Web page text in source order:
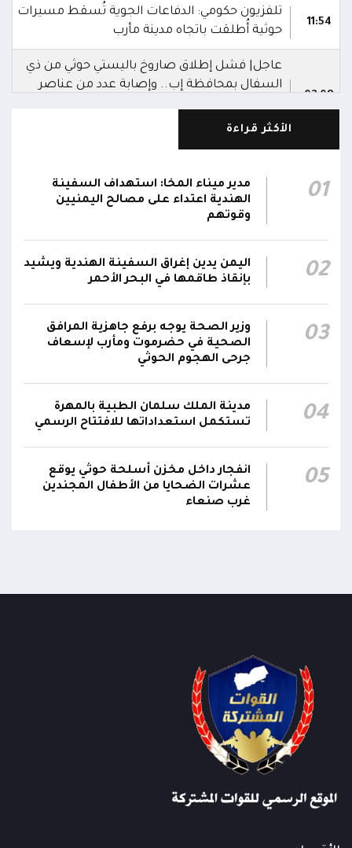
11:54
تلفزيون حكومي: الدفاعات الجوية تُسقط مسيرات
حوثية أُطلقت باتجاه مدينة مأرب
02:08
عاجل| فشل إطلاق صاروخ باليستي حوثي من ذي
السفال بمحافظة إب.. وإصابة عدد من عناصر
القاعدة
02:03
أبطال الجيش استشهدوا في هجوم حوثي
بالصواريخ الباليستية والمسيرات.. وتؤكد: الرد
سيكون رادعاً واستعادة الدولة مستمرة
00:42
نجران جراء اعتداءات حوثية بالمقذوفات على الأعيان
المدنية
نائب رئيس مجلس القيادة الفريق أول ركن طارق
صالح: جرائم الحوثي لن تثني القوات المسلحة عن
أداء واجبها الوطني واستعادة الدولة وعاصمتها
صنعاء
الأكثر قراءة
01
مدير ميناء المخا: استهداف السفينة
الهندية اعتداء على مصالح اليمنيين
وقوتهم
02
اليمن يدين إغراق السفينة الهندية ويشيد
بإنقاذ طاقمها في البحر الأحمر
03
وزير الصحة يوجه برفع جاهزية المرافق
الصحية في حضرموت ومأرب لإسعاف
جرحى الهجوم الحوثي
04
مدينة الملك سلمان الطبية بالمهرة
تستكمل استعداداتها للافتتاح الرسمي
05
انفجار داخل مخزن أسلحة حوثي يوقع
عشرات الضحايا من الأطفال المجندين
غرب صنعاء